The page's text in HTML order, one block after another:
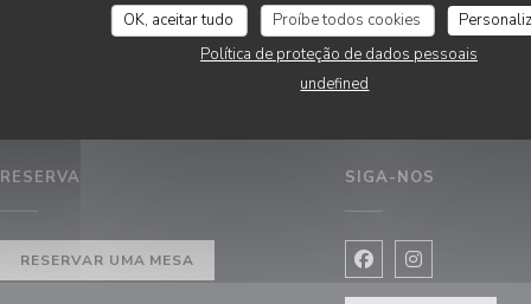
OK, aceitar tudo Proíbe todos cookies
Política de proteção de dados pessoais
undefined
RESERVA
RESERVAR UMA MESA
SIGA-NOS
Facebook ((abre
Instagram